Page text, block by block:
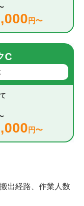
円〜
C
円〜
出経路、作業人数